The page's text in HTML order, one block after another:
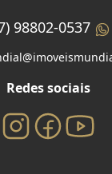
98802-0537
Redes sociais